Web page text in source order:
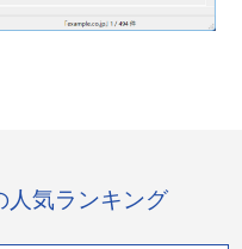
人気ランキング